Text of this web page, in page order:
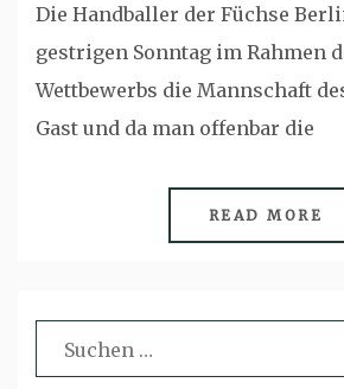
Die Handballer der Füchse
gestrigen Sonntag im Rahmen
Wettbewerbs die Mannschaft
Gast und da man offenbar die
READ MORE
Suchen
nach: